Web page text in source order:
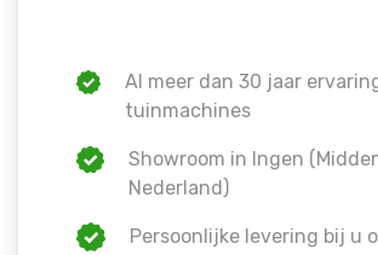
Al meer dan 30 jaar
tuinmachines
Showroom in Ingen
Nederland)
Persoonlijke levering bij u